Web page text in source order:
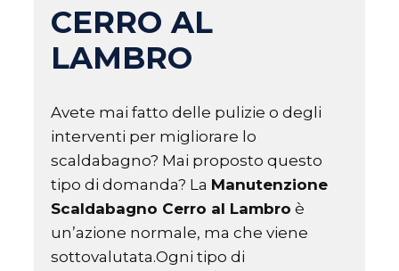
CERRO AL
LAMBRO
Avete mai fatto delle pulizie o degli
interventi per migliorare lo
scaldabagno? Mai proposto questo
tipo di domanda? La Manutenzione
Scaldabagno Cerro al Lambro è
un’azione normale, ma che viene
sottovalutata.Ogni tipo di